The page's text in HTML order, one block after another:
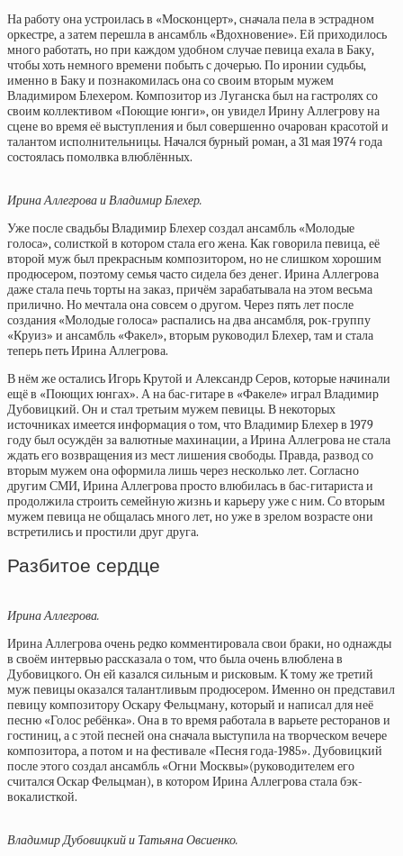
На работу она устроилась в «Москонцерт», сначала пела в эстрадном
оркестре, а затем перешла в ансамбль «Вдохновение». Ей приходилось
много работать, но при каждом удобном случае певица ехала в Баку,
чтобы хоть немного времени побыть с дочерью. По иронии судьбы,
именно в Баку и познакомилась она со своим вторым мужем
Владимиром Блехером. Композитор из Луганска был на гастролях со
своим коллективом «Поющие юнги», он увидел Ирину Аллегрову на
сцене во время её выступления и был совершенно очарован красотой и
талантом исполнительницы. Начался бурный роман, а 31 мая 1974 года
состоялась помолвка влюблённых.
Ирина Аллегрова и Владимир Блехер.
Уже после свадьбы Владимир Блехер создал ансамбль «Молодые
голоса», солисткой в котором стала его жена. Как говорила певица, её
второй муж был прекрасным композитором, но не слишком хорошим
продюсером, поэтому семья часто сидела без денег. Ирина Аллегрова
даже стала печь торты на заказ, причём зарабатывала на этом весьма
прилично. Но мечтала она совсем о другом. Через пять лет после
создания «Молодые голоса» распались на два ансамбля, рок-группу
«Круиз» и ансамбль «Факел», вторым руководил Блехер, там и стала
теперь петь Ирина Аллегрова.
В нём же остались Игорь Крутой и Александр Серов, которые начинали
ещё в «Поющих юнгах». А на бас-гитаре в «Факеле» играл Владимир
Дубовицкий. Он и стал третьим мужем певицы. В некоторых
источниках имеется информация о том, что Владимир Блехер в 1979
году был осуждён за валютные махинации, а Ирина Аллегрова не стала
ждать его возвращения из мест лишения свободы. Правда, развод со
вторым мужем она оформила лишь через несколько лет. Согласно
другим СМИ, Ирина Аллегрова просто влюбилась в бас-гитариста и
продолжила строить семейную жизнь и карьеру уже с ним. Со вторым
мужем певица не общалась много лет, но уже в зрелом возрасте они
встретились и простили друг друга.
Разбитое сердце
Ирина Аллегрова.
Ирина Аллегрова очень редко комментировала свои браки, но однажды
в своём интервью рассказала о том, что была очень влюблена в
Дубовицкого. Он ей казался сильным и рисковым. К тому же третий
муж певицы оказался талантливым продюсером. Именно он представил
певицу композитору Оскару Фельцману, который и написал для неё
песню «Голос ребёнка». Она в то время работала в варьете ресторанов и
гостиниц, а с этой песней она сначала выступила на творческом вечере
композитора, а потом и на фестивале «Песня года-1985». Дубовицкий
после этого создал ансамбль «Огни Москвы»(руководителем его
считался Оскар Фельцман), в котором Ирина Аллегрова стала бэк-
вокалисткой.
Владимир Дубовицкий и Татьяна Овсиенко.